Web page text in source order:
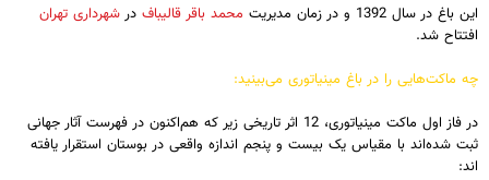
این باغ در سال 1392 و در زمان مدیریت
محمد باقر قالیباف در شهرداری تهران
افتتاح شد.
چه ماکت‌هایی را در باغ مینیاتوری می‌بینید:
در فاز اول ماکت مینیاتوری، 12 اثر تاریخی زیر که هم‌اکنون در فهرست آثار جهانی
ثبت شده‌اند با مقیاس یک بیست و پنجم اندازه واقعی در بوستان استقرار یافته
اند: